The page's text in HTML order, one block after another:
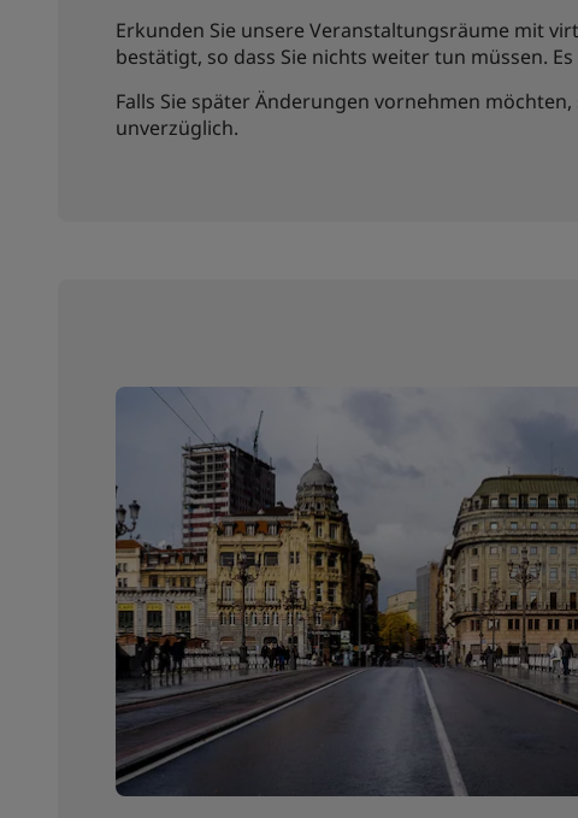
Erkunden Sie unsere Veranstaltungsräume mit
bestätigt, so dass Sie nichts weiter tun müssen.
Falls Sie später Änderungen vornehmen
unverzüglich.